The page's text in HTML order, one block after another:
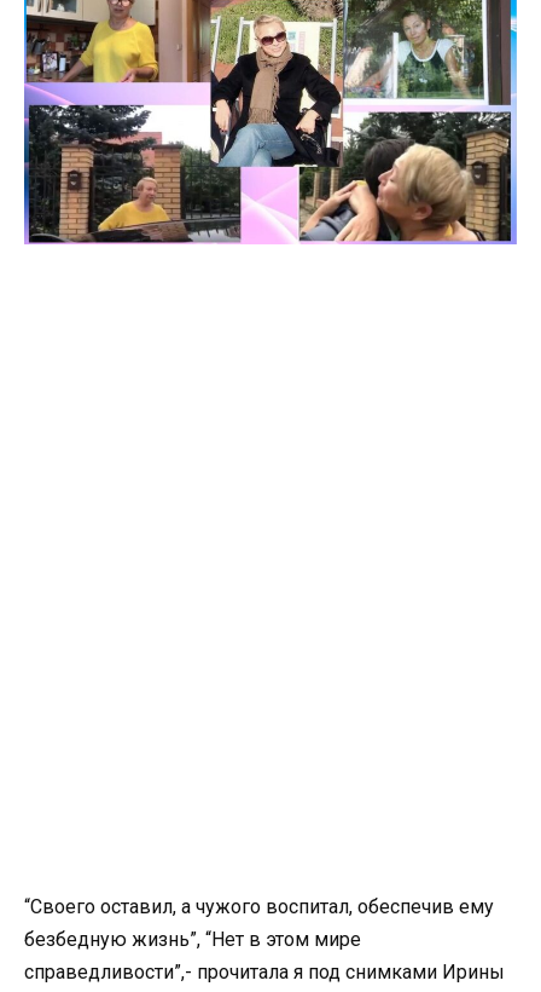
“Своего оставил, а чужого воспитал, обеспечив ему
безбедную жизнь”, “Нет в этом мире
справедливости”,- прочитала я под снимками Ирины